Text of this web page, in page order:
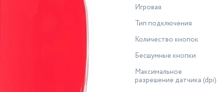
Игровая
Тип подключения
Количество кнопок
Бесшумные кнопки
Максимальное
разрешение датчика (dpi)